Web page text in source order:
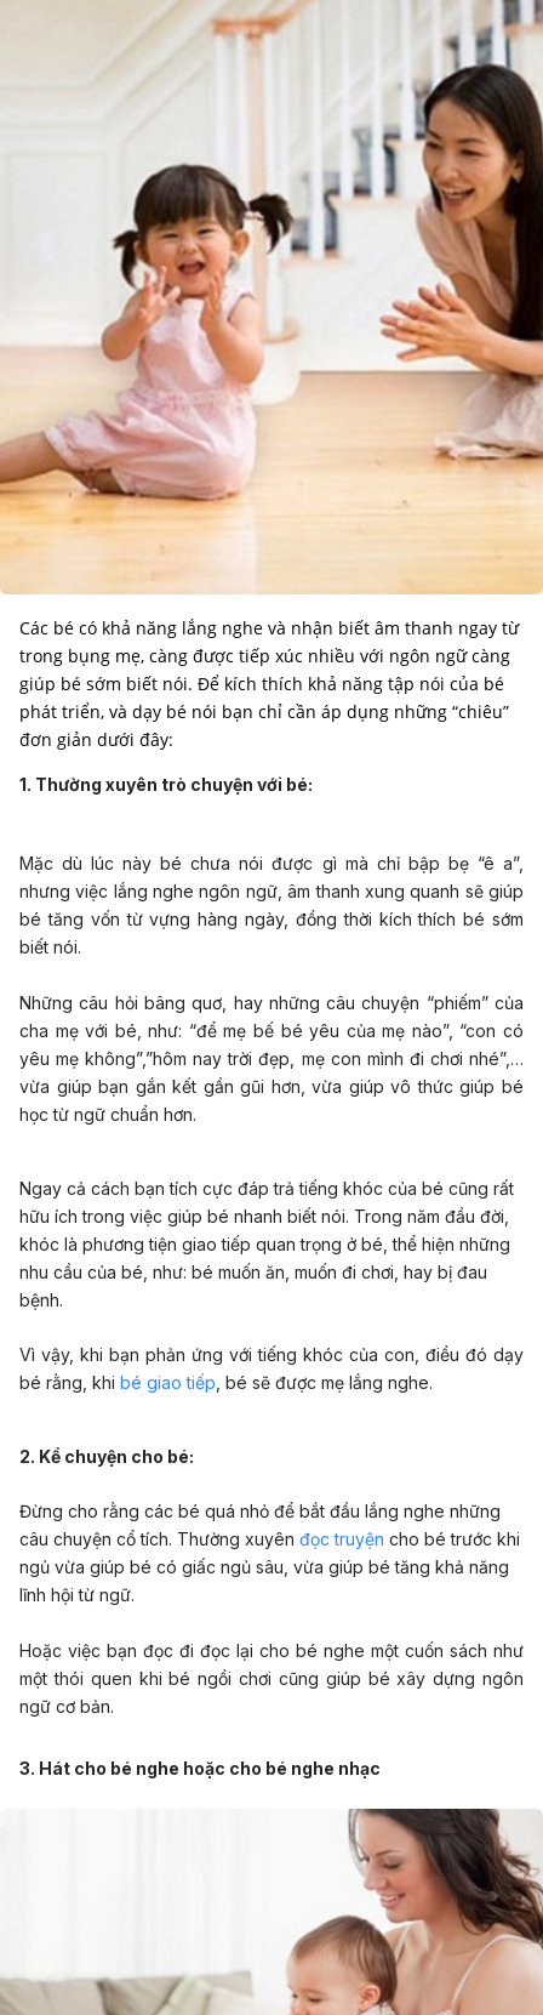
Các bé có khả năng lắng nghe và nhận biết âm thanh ngay từ
trong bụng mẹ, càng được tiếp xúc nhiều với ngôn ngữ càng
giúp bé sớm biết nói. Để kích thích khả năng tập nói của bé
phát triển, và dạy bé nói bạn chỉ cần áp dụng những “chiêu”
đơn giản dưới đây:
1. Thường xuyên trò chuyện với bé:
Mặc dù lúc này bé chưa nói được gì mà chỉ bập bẹ “ê a”,
nhưng việc lắng nghe ngôn ngữ, âm thanh xung quanh sẽ giúp
bé tăng vốn từ vựng hàng ngày, đồng thời kích thích bé sớm
biết nói.
Những câu hỏi bâng quơ, hay những câu chuyện “phiếm” của
cha mẹ với bé, như: “để mẹ bế bé yêu của mẹ nào”, “con có
yêu mẹ không”,”hôm nay trời đẹp, mẹ con mình đi chơi nhé”,…
vừa giúp bạn gắn kết gần gũi hơn, vừa giúp vô thức giúp bé
học từ ngữ chuẩn hơn.
Ngay cả cách bạn tích cực đáp trả tiếng khóc của bé cũng rất
hữu ích trong việc giúp bé nhanh biết nói. Trong năm đầu đời,
khóc là phương tiện giao tiếp quan trọng ở bé, thể hiện những
nhu cầu của bé, như: bé muốn ăn, muốn đi chơi, hay bị đau
bệnh.
Vì vậy, khi bạn phản ứng với tiếng khóc của con, điều đó dạy
bé rằng, khi bé giao tiếp , bé sẽ được mẹ lắng nghe.
2. Kể chuyện cho bé:
Đừng cho rằng các bé quá nhỏ để bắt đầu lắng nghe những
câu chuyện cổ tích. Thường xuyên đọc truyện cho bé trước khi
ngủ vừa giúp bé có giấc ngủ sâu, vừa giúp bé tăng khả năng
lĩnh hội từ ngữ.
Hoặc việc bạn đọc đi đọc lại cho bé nghe một cuốn sách như
một thói quen khi bé ngồi chơi cũng giúp bé xây dựng ngôn
ngữ cơ bản.
3. Hát cho bé nghe hoặc cho bé nghe nhạc